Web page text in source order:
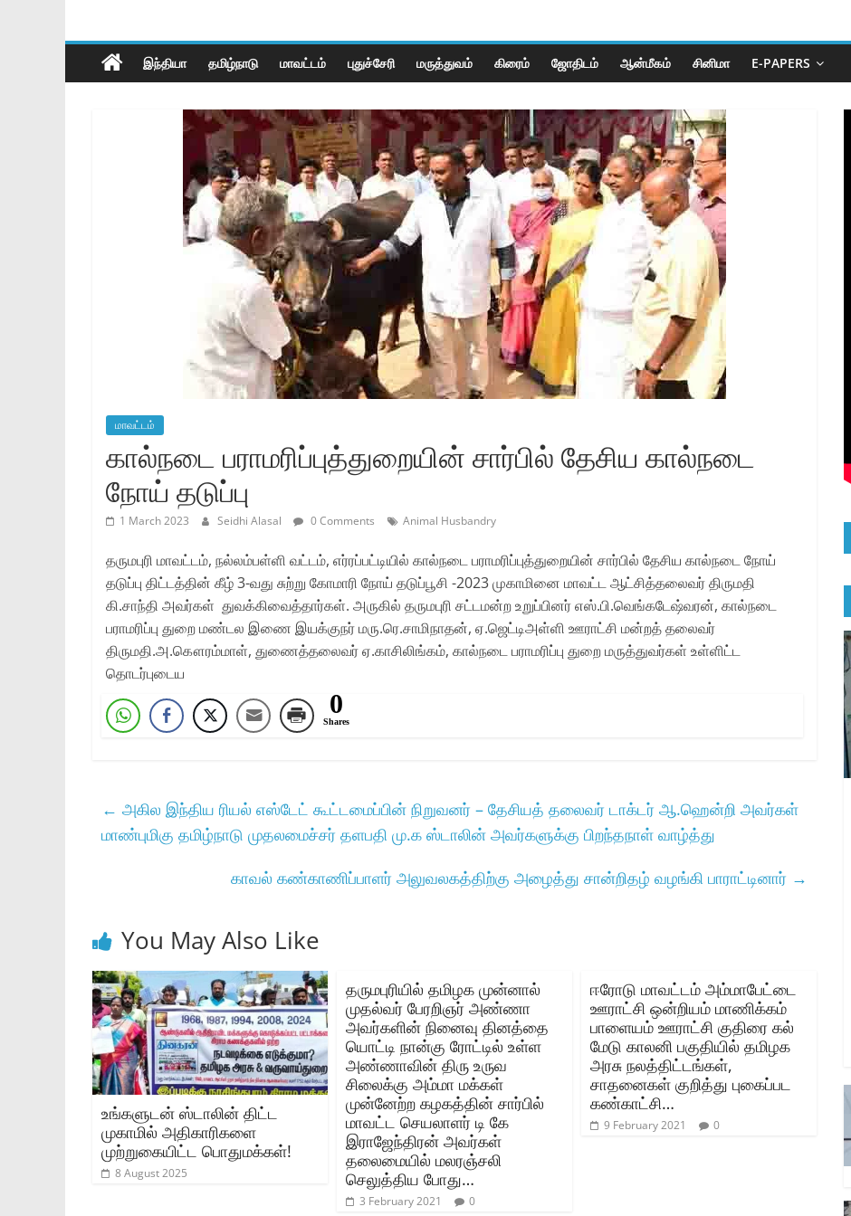
இந்தியா தமிழ்நாடு மாவட்டம் புதுச்சேரி மருத்துவம் கிரைம் ஜோ‌திட‌ம் ஆன்மீகம் சினிமா E-PAPERS
மாவட்டம்
கால்நடை பராமரிப்புத்துறையின் சார்பில் தேசிய கால்நடை
நோய் தடுப்பு
1 March 2023 Seidhi Alasal 0 Comments Animal Husbandry
தருமபுரி மாவட்டம், நல்லம்பள்ளி வட்டம், எர்ரப்பட்டியில் கால்நடை பராமரிப்புத்துறையின் சார்பில் தேசிய கால்நடை நோய்
தடுப்பு திட்டத்தின் கீழ் 3-வது சுற்று கோமாரி நோய் தடுப்பூசி -2023 முகாமினை மாவட்ட ஆட்சித்தலைவர் திருமதி
கி.சாந்தி அவர்கள் துவக்கிவைத்தார்கள். அருகில் தருமபுரி சட்டமன்ற உறுப்பினர் எஸ்.பி.வெங்கடேஷ்வரன், கால்நடை
பராமரிப்பு துறை மண்டல இணை இயக்குநர் மரு.ரெ.சாமிநாதன், ஏ.ஜெட்டிஅள்ளி ஊராட்சி மன்றத் தலைவர்
திருமதி.அ.கௌரம்மாள், துணைத்தலைவர் ஏ.காசிலிங்கம், கால்நடை பராமரிப்பு துறை மருத்துவர்கள் உள்ளிட்ட
தொடர்புடைய
0
Shares
← அகில இந்திய ரியல் எஸ்டேட் கூட்டமைப்பின் நிறுவனர் – தேசியத் தலைவர் டாக்டர் ஆ.ஹென்றி அவர்கள்
மாண்புமிகு தமிழ்நாடு முதலமைச்சர் தளபதி மு.க ஸ்டாலின் அவர்களுக்கு பிறந்தநாள் வாழ்த்து
காவல் கண்காணிப்பாளர் அலுவலகத்திற்கு அழைத்து சான்றிதழ் வழங்கி பாராட்டினார் →
You May Also Like
உங்களுடன் ஸ்டாலின் திட்ட
முகாமில் அதிகாரிகளை
முற்றுகையிட்ட பொதுமக்கள்!
8 August 2025
தருமபுரியில் தமிழக முன்னால்
முதல்வர் பேரறிஞர் அண்ணா
அவர்களின் நினைவு தினத்தை
யொட்டி நான்கு ரோட்டில் உள்ள
அண்ணாவின் திரு உருவ
சிலைக்கு அம்மா மக்கள்
முன்னேற்ற கழகத்தின் சார்பில்
மாவட்ட செயலாளர் டி கே
இராஜேந்திரன் அவர்கள்
தலைமையில் மலரஞ்சலி
செலுத்திய போது…
3 February 2021 0
ஈரோடு மாவட்டம் அம்மாபேட்டை
ஊராட்சி ஒன்றியம் மாணிக்கம்
பாளையம் ஊராட்சி குதிரை கல்
மேடு காலனி பகுதியில் தமிழக
அரசு நலத்திட்டங்கள்,
சாதனைகள் குறித்து புகைப்பட
கண்காட்சி…
9 February 2021 0